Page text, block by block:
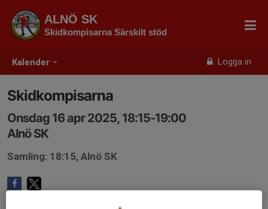
Kalender Logga in
ALNÖ SK
Skidkompisarna Särskilt stöd
Skidkompisarna
Onsdag 16 apr 2025, 18:15-19:00
Alnö SK
Samling: 18:15, Alnö SK